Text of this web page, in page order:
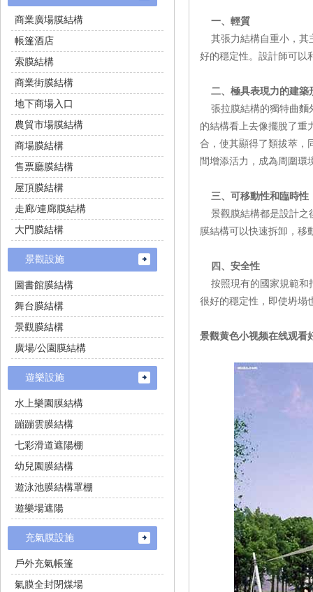
一、輕質
其張力結構自重小，其
好的穩定性。設計師
二、極具表現力的建
張拉膜結構的獨特曲麵外
的結構看上去像擺脫了重
合，使其顯得了類拔萃
間增添活力，成為周圍環
三、可移動性和臨時性
景觀膜結構都是設計之後
膜結構可以快速拆卸，移動
四、安全性
按照現有的國家規範和
很好的穩定性，即使坍
景觀黄色小视频在线观看
商業廣場膜結構
帳篷酒店
索膜結構
商業街膜結構
地下商場入口
農貿市場膜結構
商場膜結構
售票廳膜結構
屋頂膜結構
走廊/連廊膜結構
大門膜結構
景觀設施
圖書館膜結構
舞台膜結構
景觀膜結構
廣場/公園膜結構
遊樂設施
水上樂園膜結構
蹦蹦雲膜結構
七彩滑道遮陽棚
幼兒園膜結構
遊泳池膜結構罩棚
遊樂場遮陽
充氣膜設施
戶外充氣帳篷
氣膜全封閉煤場